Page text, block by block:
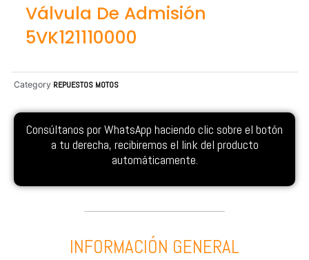
Válvula De Admisión
5VK121110000
Category REPUESTOS MOTOS
Consúltanos por WhatsApp haciendo clic sobre el botón
a tu derecha, recibiremos el link del producto
automáticamente.
INFORMACIÓN GENERAL